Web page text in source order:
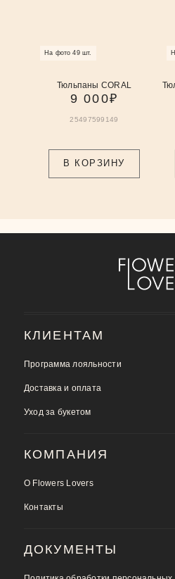
На фото 49 шт.
Тюльпаны CORAL
9 000₽
25497599 149
В КОРЗИНУ
КЛИЕНТАМ
Программа лояльности
Доставка и оплата
Уход за букетом
КОМПАНИЯ
О Flowers Lovers
Контакты
ДОКУМЕНТЫ